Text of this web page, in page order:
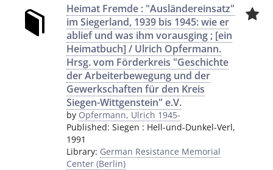
Heimat Fremde : "Ausländereinsatz"
im Siegerland, 1939 bis 1945: wie er
ablief und was ihm vorausging ; [ein
Heimatbuch] / Ulrich Opfermann.
Hrsg. vom Förderkreis "Geschichte
der Arbeiterbewegung und der
Gewerkschaften für den Kreis
Siegen-Wittgenstein" e.V.
by Opfermann, Ulrich 1945-
Published: Siegen : Hell-und-Dunkel-Verl,
1991
Library: German Resistance Memorial
Center (Berlin)